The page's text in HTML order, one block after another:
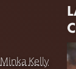
Minka Kelly